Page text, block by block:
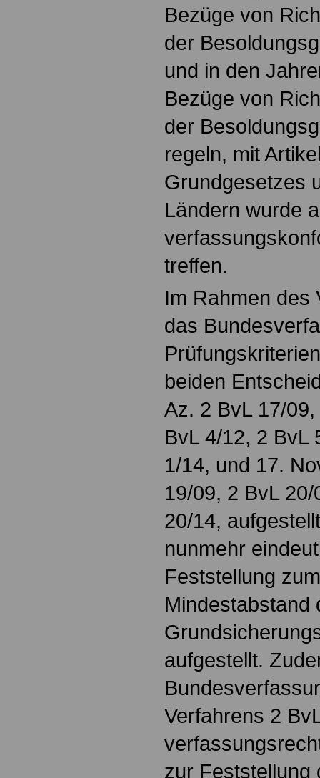
Bezüge von
der
und in den
Bezüge von
der
regeln, mit
Grundgesetzes
Ländern wurde
treffen.
Im Rahmen des
das
beiden
Az. 2 BvL 17/
BvL 4/12, 2 BvL
1/14, und 17.
19/09, 2 BvL
20/14,
nunmehr
Feststellung
Mindestabstand
aufgestellt.
Verfahrens 2
zur Feststellung